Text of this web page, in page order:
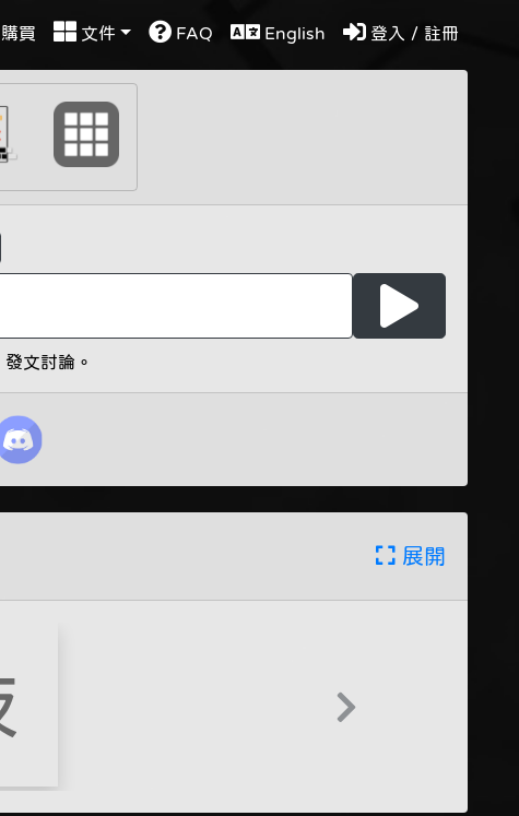
購買 文件 FAQ English 登入 / 註冊
發文討論。
展開
Next